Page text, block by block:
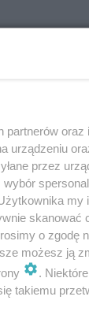
coraz
partnerów
urządzeniu
przez
skanować
o zgodę
możesz ją
.
takiemu